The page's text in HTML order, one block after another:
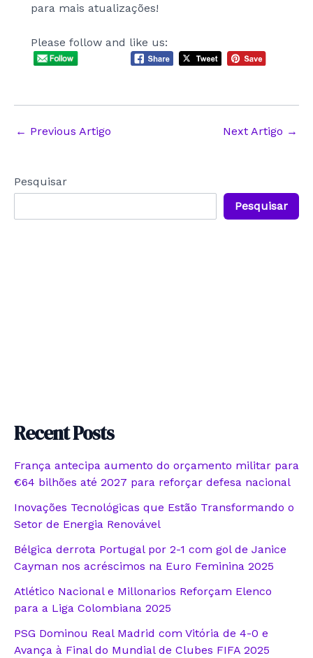
para mais atualizações!
Please follow and like us:
Post
← Previous Artigo Next Artigo →
Pesquisar
Pesquisar
Recent Posts
França antecipa aumento do orçamento militar para
€64 bilhões até 2027 para reforçar defesa nacional
Inovações Tecnológicas que Estão Transformando o
Setor de Energia Renovável
Bélgica derrota Portugal por 2-1 com gol de Janice
Cayman nos acréscimos na Euro Feminina 2025
Atlético Nacional e Millonarios Reforçam Elenco
para a Liga Colombiana 2025
PSG Dominou Real Madrid com Vitória de 4-0 e
Avança à Final do Mundial de Clubes FIFA 2025